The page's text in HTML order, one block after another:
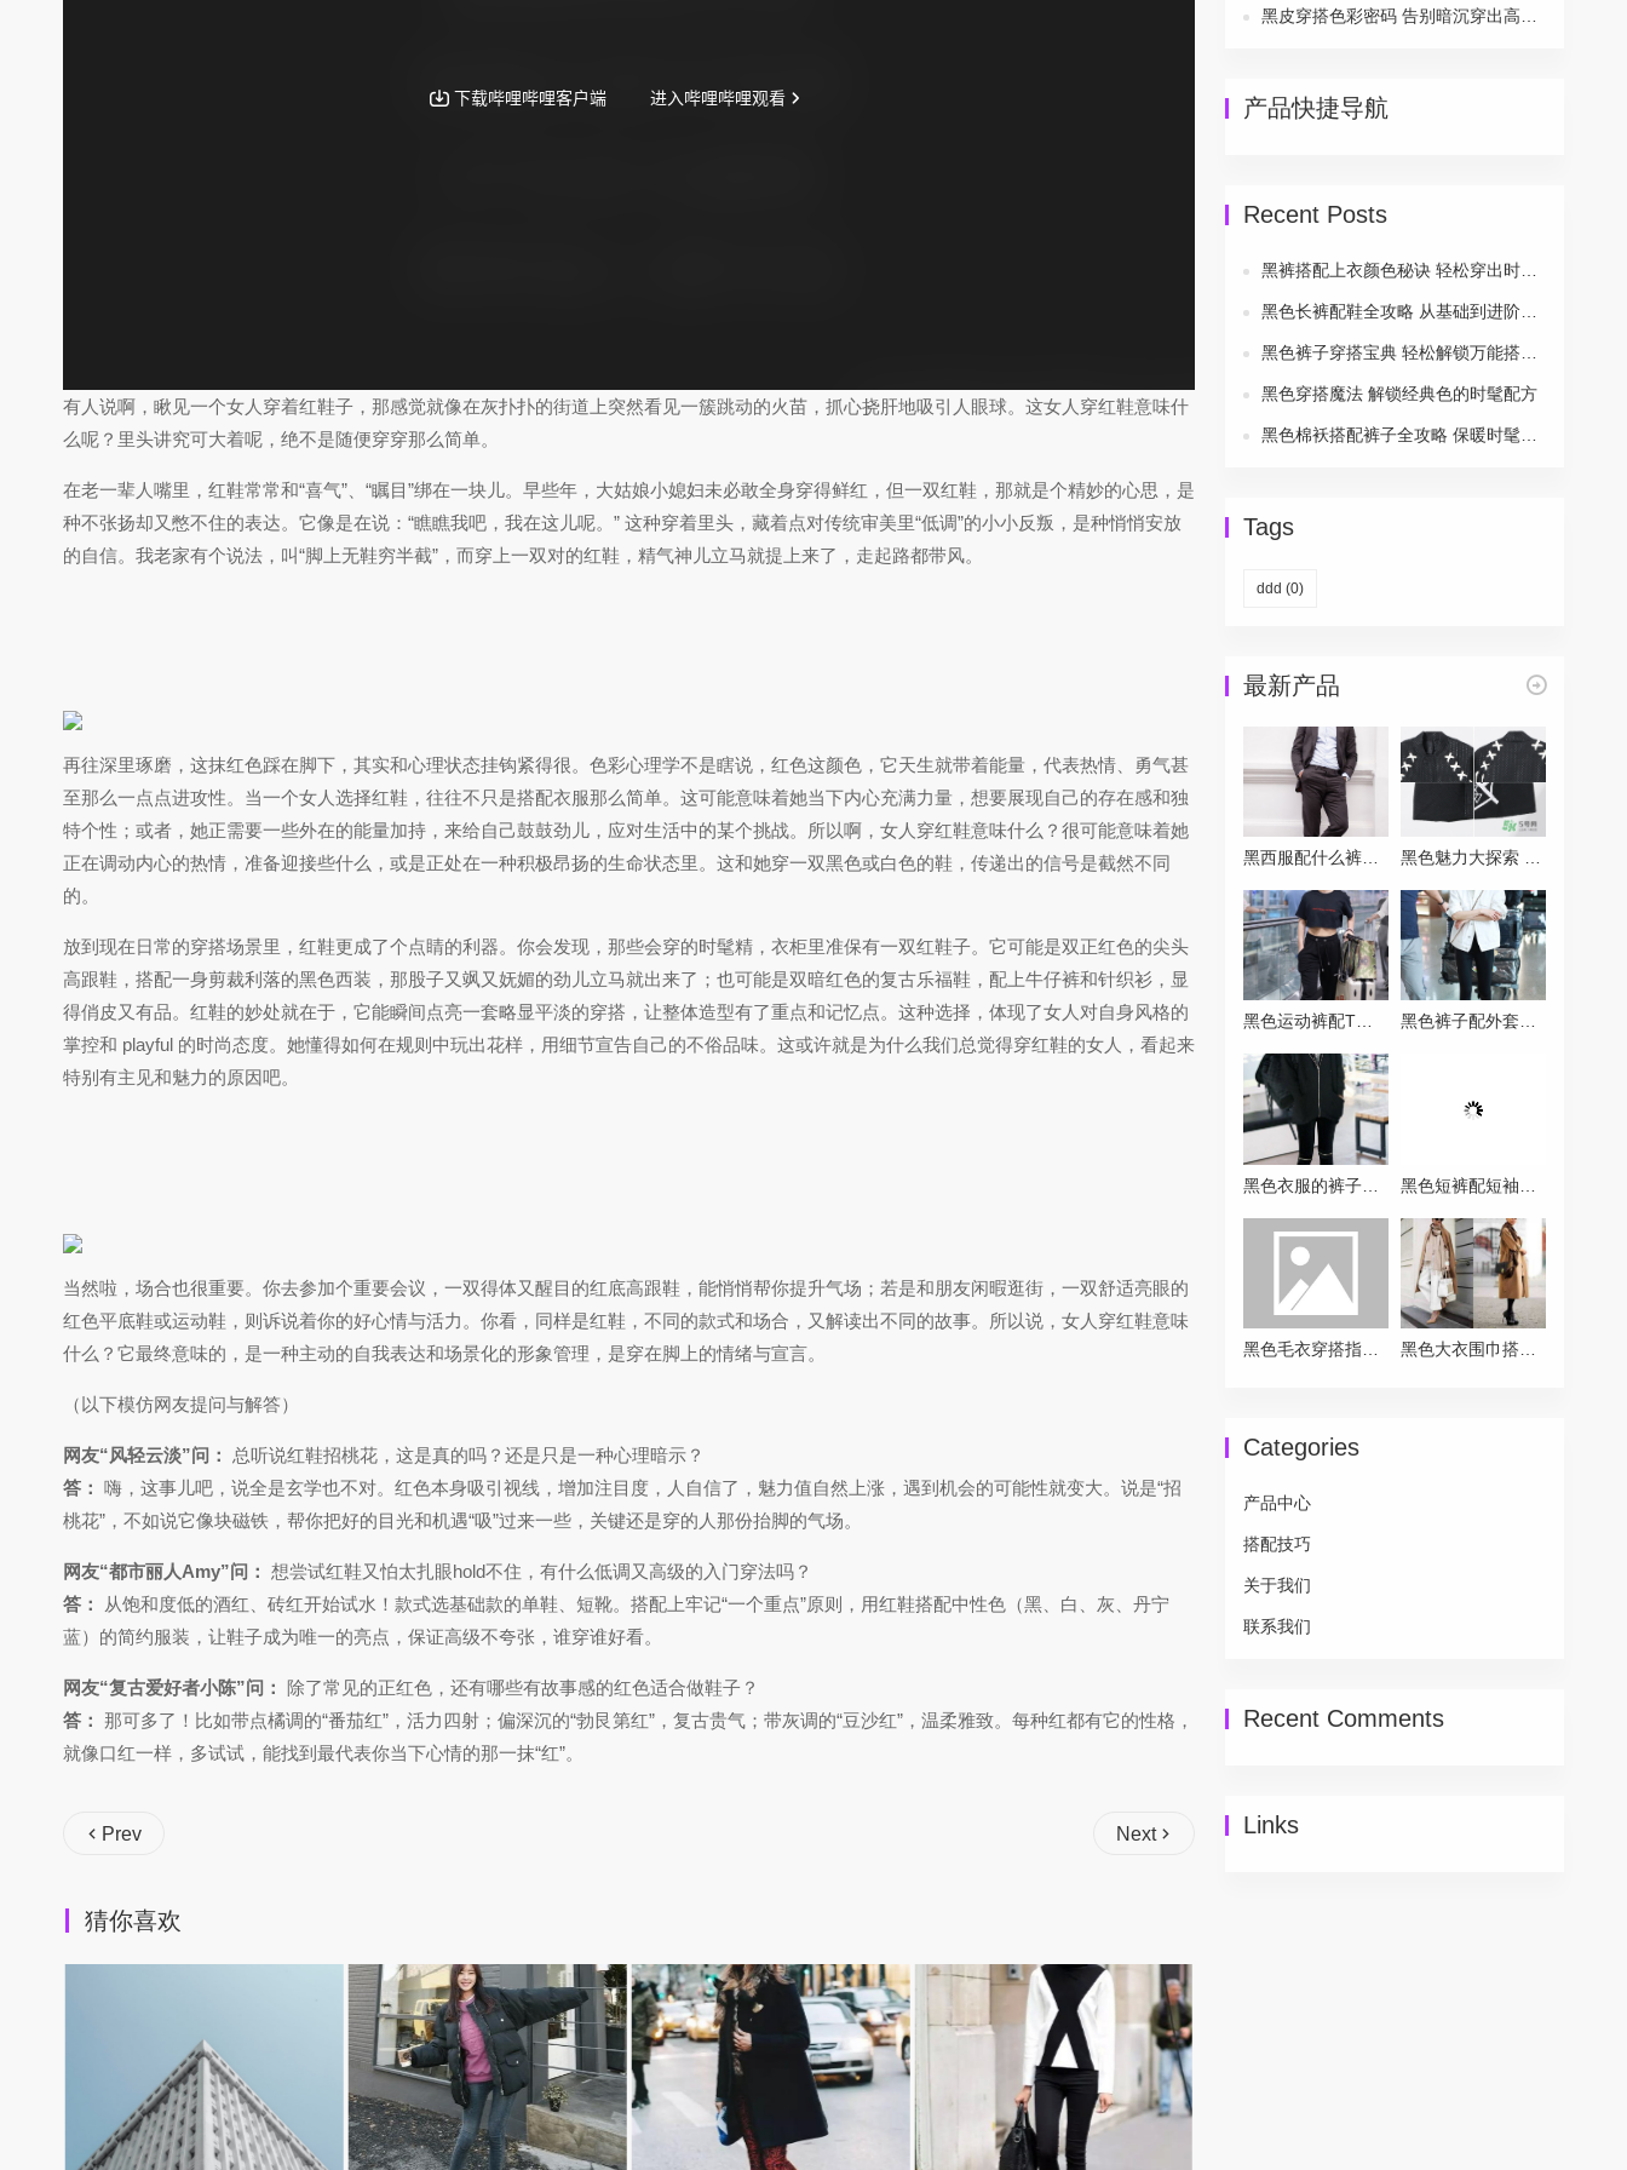
有人说啊，瞅见一个女人穿着红鞋子，那感觉就像在灰扑扑的街道上突然看见一簇跳动的火苗，抓心挠肝地吸引人眼球。这女人穿红鞋意味什
么呢？里头讲究可大着呢，绝不是随便穿穿那么简单。
在老一辈人嘴里，红鞋常常和“喜气”、“瞩目”绑在一块儿。早些年，大姑娘小媳妇未必敢全身穿得鲜红，但一双红鞋，那就是个精妙的心思，是
种不张扬却又憋不住的表达。它像是在说：“瞧瞧我吧，我在这儿呢。” 这种穿着里头，藏着点对传统审美里“低调”的小小反叛，是种悄悄安放
的自信。我老家有个说法，叫“脚上无鞋穷半截”，而穿上一双对的红鞋，精气神儿立马就提上来了，走起路都带风。
再往深里琢磨，这抹红色踩在脚下，其实和心理状态挂钩紧得很。色彩心理学不是瞎说，红色这颜色，它天生就带着能量，代表热情、勇气甚
至那么一点点进攻性。当一个女人选择红鞋，往往不只是搭配衣服那么简单。这可能意味着她当下内心充满力量，想要展现自己的存在感和独
特个性；或者，她正需要一些外在的能量加持，来给自己鼓鼓劲儿，应对生活中的某个挑战。所以啊，女人穿红鞋意味什么？很可能意味着她
正在调动内心的热情，准备迎接些什么，或是正处在一种积极昂扬的生命状态里。这和她穿一双黑色或白色的鞋，传递出的信号是截然不同
的。
放到现在日常的穿搭场景里，红鞋更成了个点睛的利器。你会发现，那些会穿的时髦精，衣柜里准保有一双红鞋子。它可能是双正红色的尖头
高跟鞋，搭配一身剪裁利落的黑色西装，那股子又飒又妩媚的劲儿立马就出来了；也可能是双暗红色的复古乐福鞋，配上牛仔裤和针织衫，显
得俏皮又有品。红鞋的妙处就在于，它能瞬间点亮一套略显平淡的穿搭，让整体造型有了重点和记忆点。这种选择，体现了女人对自身风格的
掌控和 playful 的时尚态度。她懂得如何在规则中玩出花样，用细节宣告自己的不俗品味。这或许就是为什么我们总觉得穿红鞋的女人，看起来
特别有主见和魅力的原因吧。
当然啦，场合也很重要。你去参加个重要会议，一双得体又醒目的红底高跟鞋，能悄悄帮你提升气场；若是和朋友闲暇逛街，一双舒适亮眼的
红色平底鞋或运动鞋，则诉说着你的好心情与活力。你看，同样是红鞋，不同的款式和场合，又解读出不同的故事。所以说，女人穿红鞋意味
什么？它最终意味的，是一种主动的自我表达和场景化的形象管理，是穿在脚上的情绪与宣言。
（以下模仿网友提问与解答）
网友“风轻云淡”问：
总听说红鞋招桃花，这是真的吗？还是只是一种心理暗示？
答： 嗨，这事儿吧，说全是玄学也不对。红色本身吸引视线，增加注目度，人自信了，魅力值自然上涨，遇到机会的可能性就变大。说是“招
桃花”，不如说它像块磁铁，帮你把好的目光和机遇“吸”过来一些，关键还是穿的人那份抬脚的气场。
网友“都市丽人Amy”问： 想尝试红鞋又怕太扎眼hold不住，有什么低调又高级的入门穿法吗？
答：
从饱和度低的酒红、砖红开始试水！款式选基础款的单鞋、短靴。搭配上牢记“一个重点”原则，用红鞋搭配中性色（黑、白、灰、丹宁
蓝）的简约服装，让鞋子成为唯一的亮点，保证高级不夸张，谁穿谁好看。
网友“复古爱好者小陈”问：
除了常见的正红色，还有哪些有故事感的红色适合做鞋子？
答： 那可多了！比如带点橘调的“番茄红”，活力四射；偏深沉的“勃艮第红”，复古贵气；带灰调的“豆沙红”，温柔雅致。每种红都有它的性格，
就像口红一样，多试试，能找到最代表你当下心情的那一抹“红”。
Prev Next
猜你喜欢
产品快捷导航
Recent Posts
黑色穿搭魔法 解锁经典色的时髦配方
Tags
ddd (0)
最新产品
黑色运动裤配T恤穿搭指南让你秒变潮流达人 黑色裤子配外套万能公式 穿对一件时髦一整季
Categories
产品中心
搭配技巧
关于我们
联系我们
Recent Comments
Links